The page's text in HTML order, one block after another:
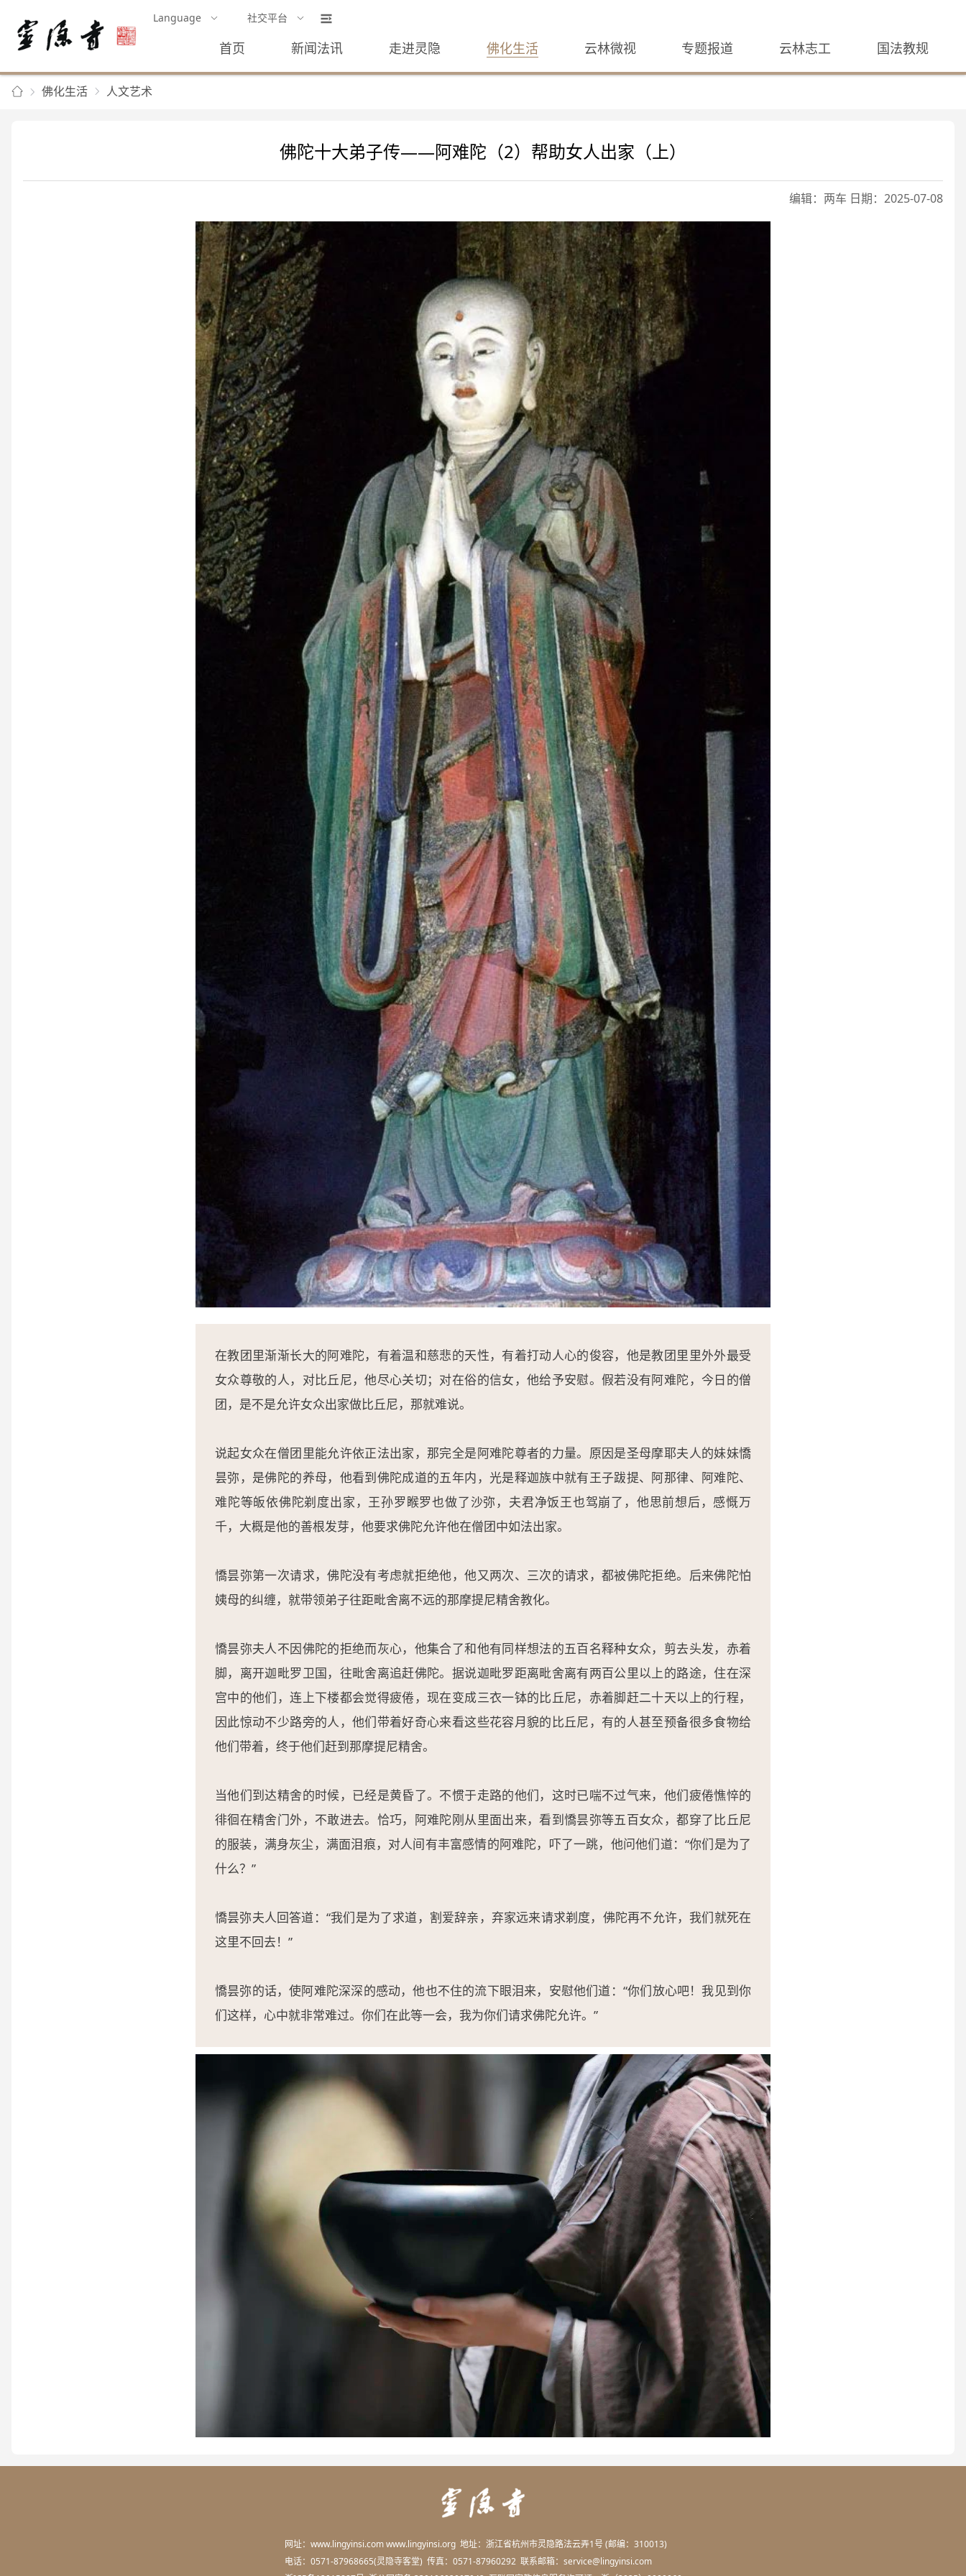
Language 社交平台
首页 新闻法讯 走进灵隐 佛化生活 云林微视 专题报道 云林志工 国法教规
佛化生活 人文艺术
佛陀十大弟子传——阿难陀（2）帮助女人出家（上）
编辑：两车 日期：2025-07-08
在教团里渐渐长大的阿难陀，有着温和慈悲的天性，有着打动人心的俊容，他是教团里里外外最受
女众尊敬的人，对比丘尼，他尽心关切；对在俗的信女，他给予安慰。假若没有阿难陀，今日的僧
团，是不是允许女众出家做比丘尼，那就难说。
说起女众在僧团里能允许依正法出家，那完全是阿难陀尊者的力量。原因是圣母摩耶夫人的妹妹憍
昙弥，是佛陀的养母，他看到佛陀成道的五年内，光是释迦族中就有王子跋提、阿那律、阿难陀、
难陀等皈依佛陀剃度出家，王孙罗睺罗也做了沙弥，夫君净饭王也驾崩了，他思前想后，感慨万
千，大概是他的善根发芽，他要求佛陀允许他在僧团中如法出家。
憍昙弥第一次请求，佛陀没有考虑就拒绝他，他又两次、三次的请求，都被佛陀拒绝。后来佛陀怕
姨母的纠缠，就带领弟子往距毗舍离不远的那摩提尼精舍教化。
憍昙弥夫人不因佛陀的拒绝而灰心，他集合了和他有同样想法的五百名释种女众，剪去头发，赤着
脚，离开迦毗罗卫国，往毗舍离追赶佛陀。据说迦毗罗距离毗舍离有两百公里以上的路途，住在深
宫中的他们，连上下楼都会觉得疲倦，现在变成三衣一钵的比丘尼，赤着脚赶二十天以上的行程，
因此惊动不少路旁的人，他们带着好奇心来看这些花容月貌的比丘尼，有的人甚至预备很多食物给
他们带着，终于他们赶到那摩提尼精舍。
当他们到达精舍的时候，已经是黄昏了。不惯于走路的他们，这时已喘不过气来，他们疲倦憔悴的
徘徊在精舍门外，不敢进去。恰巧，阿难陀刚从里面出来，看到憍昙弥等五百女众，都穿了比丘尼
的服装，满身灰尘，满面泪痕，对人间有丰富感情的阿难陀，吓了一跳，他问他们道：“你们是为了
什么？”
憍昙弥夫人回答道：“我们是为了求道，割爱辞亲，弃家远来请求剃度，佛陀再不允许，我们就死在
这里不回去！”
憍昙弥的话，使阿难陀深深的感动，他也不住的流下眼泪来，安慰他们道：“你们放心吧！我见到你
们这样，心中就非常难过。你们在此等一会，我为你们请求佛陀允许。”
网址：www.lingyinsi.com www.lingyinsi.org 地址：浙江省杭州市灵隐路法云弄1号 (邮编：310013)
电话：0571-87968665(灵隐寺客堂) 传真：0571-87960292 联系邮箱：service@lingyinsi.com